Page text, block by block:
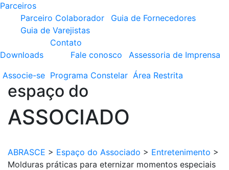
Parceiros
Parceiro Colaborador
Guia de Fornecedores
Guia de Varejistas
Downloads
Contato
Fale conosco
Assessoria de Imprensa
Associe-se Programa Constelar Área Restrita
espaço do
ASSOCIADO
ABRASCE > Espaço do Associado > Entretenimento >
Molduras práticas para eternizar momentos especiais